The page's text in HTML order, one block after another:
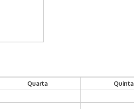
Quarta Quinta